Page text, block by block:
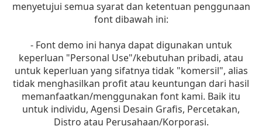
menyetujui semua syarat dan ketentuan penggunaan
font dibawah ini:
- Font demo ini hanya dapat digunakan untuk
keperluan "Personal Use"/kebutuhan pribadi, atau
untuk keperluan yang sifatnya tidak "komersil", alias
tidak menghasilkan profit atau keuntungan dari hasil
memanfaatkan/menggunakan font kami. Baik itu
untuk individu, Agensi Desain Grafis, Percetakan,
Distro atau Perusahaan/Korporasi.